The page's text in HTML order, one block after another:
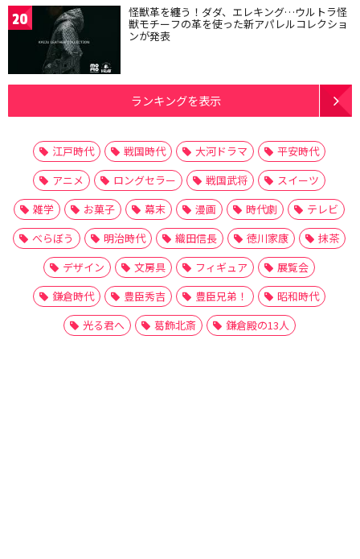
20 怪獣革を纏う！ダダ、エレキング…ウルトラ怪
獣モチーフの革を使った新アパレルコレクショ
ンが発表
ランキングを表示
江戸時代 戦国時代 大河ドラマ
平安時代
アニメ
ロングセラー 戦国武将
スイーツ
雑学
お菓子 幕末 漫画 時代劇
テレビ
べらぼう
明治時代 織田信長 徳川家康
抹茶
デザイン
文房具 フィギュア
展覧会
鎌倉時代
豊臣秀吉 豊臣兄弟！
昭和時代
光る君へ
葛飾北斎 鎌倉殿の13人